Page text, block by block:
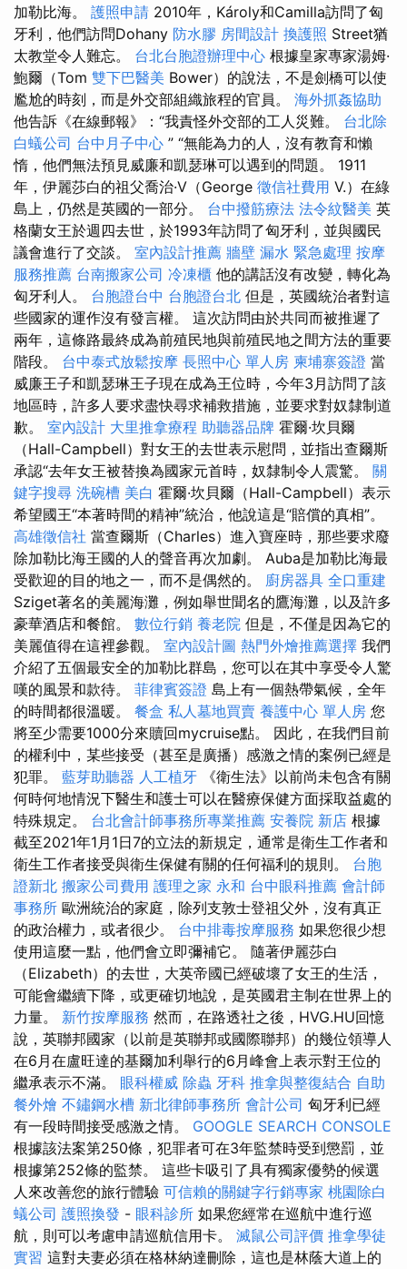
加勒比海。 護照申請 2010年，Károly和Camilla訪問了匈
牙利，他們訪問Dohany 防水膠 房間設計 換護照 Street猶
太教堂令人難忘。 台北台胞證辦理中心 根據皇家專家湯姆·
鮑爾（Tom 雙下巴醫美 Bower）的說法，不是劍橋可以使
尷尬的時刻，而是外交部組織旅程的官員。 海外抓姦協助
他告訴《在線郵報》：“我責怪外交部的工人災難。 台北除
白蟻公司 台中月子中心 ” “無能為力的人，沒有教育和懶
惰，他們無法預見威廉和凱瑟琳可以遇到的問題。 1911
年，伊麗莎白的祖父喬治·V（George 徵信社費用 V.）在綠
島上，仍然是英國的一部分。 台中撥筋療法 法令紋醫美 英
格蘭女王於週四去世，於1993年訪問了匈牙利，並與國民
議會進行了交談。 室內設計推薦 牆壁 漏水 緊急處理 按摩
服務推薦 台南搬家公司 冷凍櫃 他的講話沒有改變，轉化為
匈牙利人。 台胞證台中 台胞證台北 但是，英國統治者對這
些國家的運作沒有發言權。 這次訪問由於共同而被推遲了
兩年，這條路最終成為前殖民地與前殖民地之間方法的重要
階段。 台中泰式放鬆按摩 長照中心 單人房 柬埔寨簽證 當
威廉王子和凱瑟琳王子現在成為王位時，今年3月訪問了該
地區時，許多人要求盡快尋求補救措施，並要求對奴隸制道
歉。 室內設計 大里推拿療程 助聽器品牌 霍爾·坎貝爾
（Hall-Campbell）對女王的去世表示慰問，並指出查爾斯
承認“去年女王被替換為國家元首時，奴隸制令人震驚。 關
鍵字搜尋 洗碗槽 美白 霍爾·坎貝爾（Hall-Campbell）表示
希望國王“本著時間的精神”統治，他說這是“賠償的真相”。
高雄徵信社 當查爾斯（Charles）進入寶座時，那些要求廢
除加勒比海王國的人的聲音再次加劇。 Auba是加勒比海最
受歡迎的目的地之一，而不是偶然的。 廚房器具 全口重建
Sziget著名的美麗海灘，例如舉世聞名的鷹海灘，以及許多
豪華酒店和餐館。 數位行銷 養老院 但是，不僅是因為它的
美麗值得在這裡參觀。 室內設計圖 熱門外燴推薦選擇 我們
介紹了五個最安全的加勒比群島，您可以在其中享受令人驚
嘆的風景和款待。 菲律賓簽證 島上有一個熱帶氣候，全年
的時間都很溫暖。 餐盒 私人墓地買賣 養護中心 單人房 您
將至少需要1000分來贖回mycruise點。 因此，在我們目前
的權利中，某些接受（甚至是廣播）感激之情的案例已經是
犯罪。 藍芽助聽器 人工植牙 《衛生法》以前尚未包含有關
何時何地情況下醫生和護士可以在醫療保健方面採取益處的
特殊規定。 台北會計師事務所專業推薦 安養院 新店 根據
截至2021年1月1日7的立法的新規定，通常是衛生工作者和
衛生工作者接受與衛生保健有關的任何福利的規則。 台胞
證新北 搬家公司費用 護理之家 永和 台中眼科推薦 會計師
事務所 歐洲統治的家庭，除列支敦士登祖父外，沒有真正
的政治權力，或者很少。 台中排毒按摩服務 如果您很少想
使用這麼一點，他們會立即彌補它。 隨著伊麗莎白
（Elizabeth）的去世，大英帝國已經破壞了女王的生活，
可能會繼續下降，或更確切地說，是英國君主制在世界上的
力量。 新竹按摩服務 然而，在路透社之後，HVG.HU回憶
說，英聯邦國家（以前是英聯邦或國際聯邦）的幾位領導人
在6月在盧旺達的基爾加利舉行的6月峰會上表示對王位的
繼承表示不滿。 眼科權威 除蟲 牙科 推拿與整復結合 自助
餐外燴 不鏽鋼水槽 新北律師事務所 會計公司 匈牙利已經
有一段時間接受感激之情。 GOOGLE SEARCH CONSOLE
根據該法案第250條，犯罪者可在3年監禁時受到懲罰，並
根據第252條的監禁。 這些卡吸引了具有獨家優勢的候選
人來改善您的旅行體驗 可信賴的關鍵字行銷專家 桃園除白
蟻公司 護照換發 - 眼科診所 如果您經常在巡航中進行巡
航，則可以考慮申請巡航信用卡。 滅鼠公司評價 推拿學徒
實習 這對夫妻必須在格林納達刪除，這也是林蔭大道上的